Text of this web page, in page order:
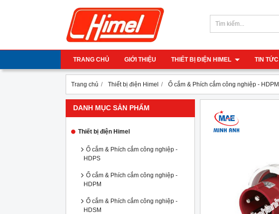
TRANG CHỦ GIỚI THIỆU THIẾT BỊ ĐIỆN HIMEL TIN TỨC
Trang chủ Thiết bị điện Himel Ổ cắm & Phích cắm công nghiệp - HDPM
DANH MỤC SẢN PHẨM
Thiết bị điện Himel
Ổ cắm & Phích cắm công nghiệp -
HDPS
Ổ cắm & Phích cắm công nghiệp -
HDPM
Ổ cắm & Phích cắm công nghiệp -
HDSM